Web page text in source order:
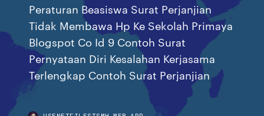
Peraturan Beasiswa Surat Perjanjian
Tidak Membawa Hp Ke Sekolah Primaya
Blogspot Co Id 9 Contoh Surat
Pernyataan Diri Kesalahan Kerjasama
Terlengkap Contoh Surat Perjanjian